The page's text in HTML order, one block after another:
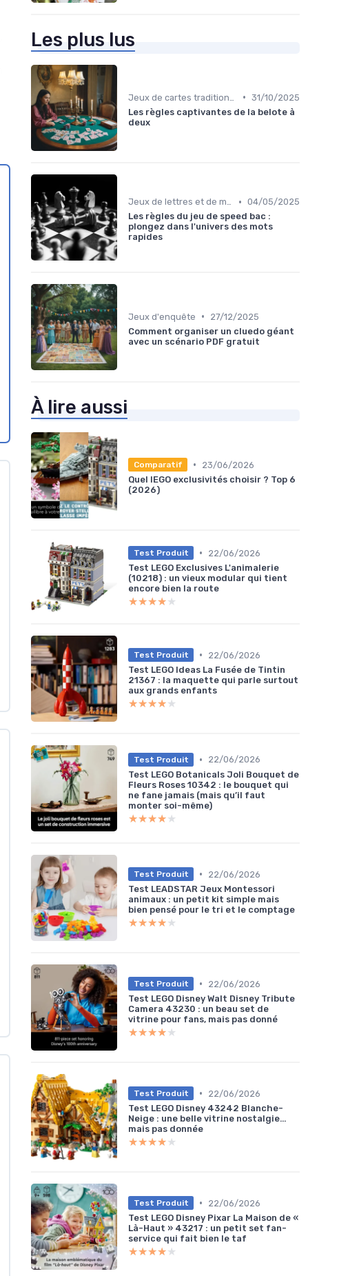
Les plus lus
• 31/10/2025
Les règles captivantes de la belote à
deux
Jeux de lettres et de mots • 04/05/2025
Les règles du jeu de speed bac :
plongez dans l'univers des mots
rapides
Jeux d'enquête •
27/12/2025
Comment organiser un cluedo géant
avec un scénario PDF gratuit
À lire aussi
Comparatif •
23/06/2026
Quel lEGO exclusivités choisir ? Top 6
(2026)
Test Produit •
22/06/2026
Test LEGO Exclusives L'animalerie
(10218) : un vieux modular qui tient
encore bien la route
★★★★★
★★★★★
Test Produit •
22/06/2026
Test LEGO Ideas La Fusée de Tintin
21367 : la maquette qui parle surtout
aux grands enfants
★★★★★
★★★★★
Test Produit •
22/06/2026
Test LEGO Botanicals Joli Bouquet de
Fleurs Roses 10342 : le bouquet qui
ne fane jamais (mais qu’il faut
monter soi-même)
★★★★★
★★★★★
Test Produit •
22/06/2026
Test LEADSTAR Jeux Montessori
animaux : un petit kit simple mais
bien pensé pour le tri et le comptage
★★★★★
★★★★★
Test Produit •
22/06/2026
Test LEGO Disney Walt Disney Tribute
Camera 43230 : un beau set de
vitrine pour fans, mais pas donné
★★★★★
★★★★★
Test Produit •
22/06/2026
Test LEGO Disney 43242 Blanche-
Neige : une belle vitrine nostalgie…
mais pas donnée
★★★★★
★★★★★
Test Produit •
22/06/2026
Test LEGO Disney Pixar La Maison de «
Là-Haut » 43217 : un petit set fan-
service qui fait bien le taf
★★★★★
★★★★★